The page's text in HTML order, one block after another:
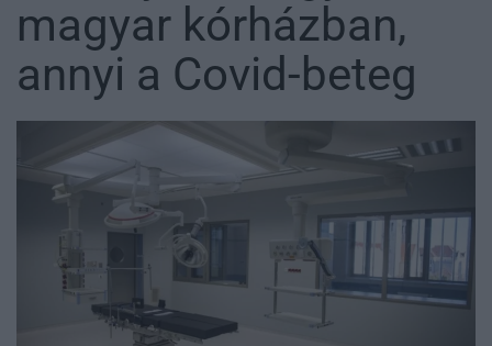
magyar kórházban,
annyi a Covid-beteg